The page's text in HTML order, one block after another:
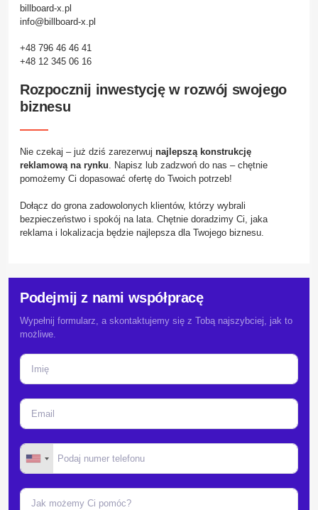
billboard-x.pl
info@billboard-x.pl
+48 796 46 46 41
+48 12 345 06 16
Rozpocznij inwestycję w rozwój swojego
biznesu
Nie czekaj – już dziś zarezerwuj najlepszą konstrukcję
reklamową na rynku. Napisz lub zadzwoń do nas – chętnie
pomożemy Ci dopasować ofertę do Twoich potrzeb!
Dołącz do grona zadowolonych klientów, którzy wybrali
bezpieczeństwo i spokój na lata. Chętnie doradzimy Ci, jaka
reklama i lokalizacja będzie najlepsza dla Twojego biznesu.
Podejmij z nami współpracę
Wypełnij formularz, a skontaktujemy się z Tobą najszybciej, jak to
możliwe.